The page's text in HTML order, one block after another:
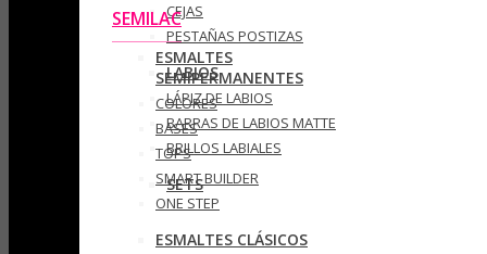
CEJAS
PESTAÑAS POSTIZAS
LABIOS
LÁPIZ DE LABIOS
BARRAS DE LABIOS MATTE
BRILLOS LABIALES
SETS
SEMILAC
ESMALTES
SEMIPERMANENTES
COLORES
BASES
TOPS
SMART BUILDER
ONE STEP
ESMALTES CLÁSICOS